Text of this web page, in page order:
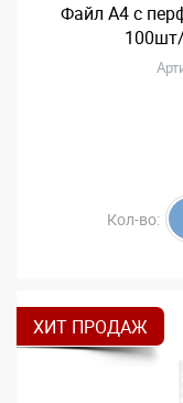
Файл А4 с
Кол-во:
ХИТ ПРОДАЖ